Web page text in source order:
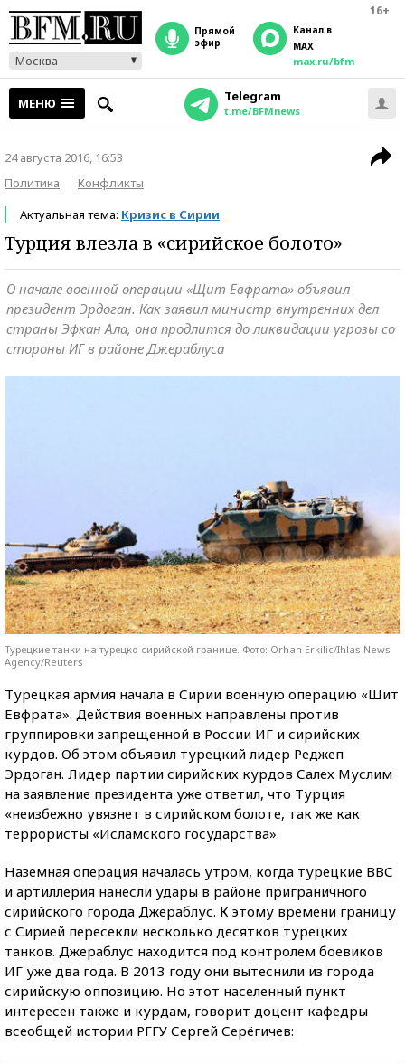
16+
Москва
прямой
эфир
Канал в
MAX
max.ru/bfm
МЕНЮ Telegram
t.me/BFMnews
24 августа 2016, 16:53
Политика
Конфликты
Актуальная тема: Кризис в Сирии
Турция влезла в «сирийское болото»
О начале военной операции «Щит Евфрата» объявил
президент Эрдоган. Как заявил министр внутренних дел
страны Эфкан Ала, она продлится до ликвидации угрозы со
стороны ИГ в районе Джераблуса
Турецкие танки на турецко-сирийской границе. Фото: Orhan Erkilic/Ihlas News
Agency/Reuters
Турецкая армия начала в Сирии военную операцию «Щит
Евфрата». Действия военных направлены против
группировки запрещенной в России ИГ и сирийских
курдов. Об этом объявил турецкий лидер Реджеп
Эрдоган. Лидер партии сирийских курдов Салех Муслим
на заявление президента уже ответил, что Турция
«неизбежно увязнет в сирийском болоте, так же как
террористы «Исламского государства».
Наземная операция началась утром, когда турецкие ВВС
и артиллерия нанесли удары в районе приграничного
сирийского города Джераблус. К этому времени границу
с Сирией пересекли несколько десятков турецких
танков. Джераблус находится под контролем боевиков
ИГ уже два года. В 2013 году они вытеснили из города
сирийскую оппозицию. Но этот населенный пункт
интересен также и курдам, говорит доцент кафедры
всеобщей истории РГГУ Сергей Серёгичев: